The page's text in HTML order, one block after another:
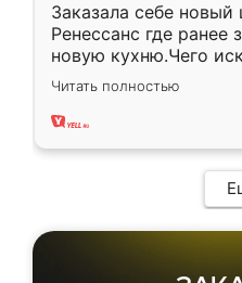
Заказала себе
Ренессанс где ранее
новую кухню.Чего
вполне довольна.
два года, нареканий
Читать полностью